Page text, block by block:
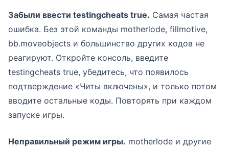
Забыли ввести testingcheats true. Самая частая
ошибка. Без этой команды motherlode, fillmotive,
bb.moveobjects и большинство других кодов не
реагируют. Откройте консоль, введите
testingcheats true, убедитесь, что появилось
подтверждение «Читы включены», и только потом
вводите остальные коды. Повторять при каждом
запуске игры.
Неправильный режим игры. motherlode и другие